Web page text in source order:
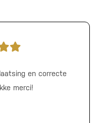
en correcte
merci!